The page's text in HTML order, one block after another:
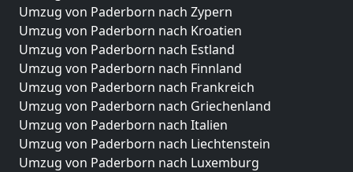
Umzug von Paderborn nach Zypern
Umzug von Paderborn nach Kroatien
Umzug von Paderborn nach Estland
Umzug von Paderborn nach Finnland
Umzug von Paderborn nach Frankreich
Umzug von Paderborn nach Griechenland
Umzug von Paderborn nach Italien
Umzug von Paderborn nach Liechtenstein
Umzug von Paderborn nach Luxemburg